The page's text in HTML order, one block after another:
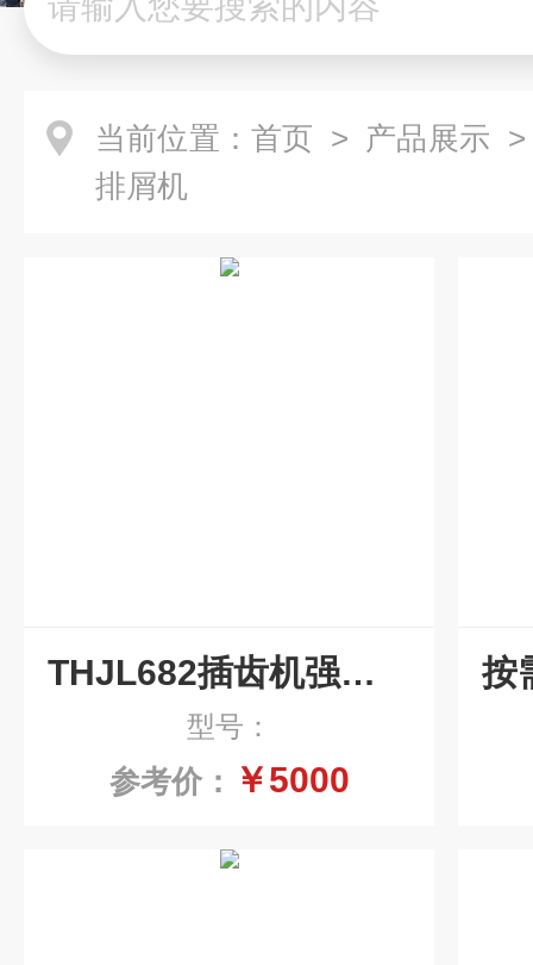
当前位置： 首页 > 产品展示
排屑机
THJL682插齿机强磁力碎铁屑输送排屑机
型号：
参考价： ￥5000